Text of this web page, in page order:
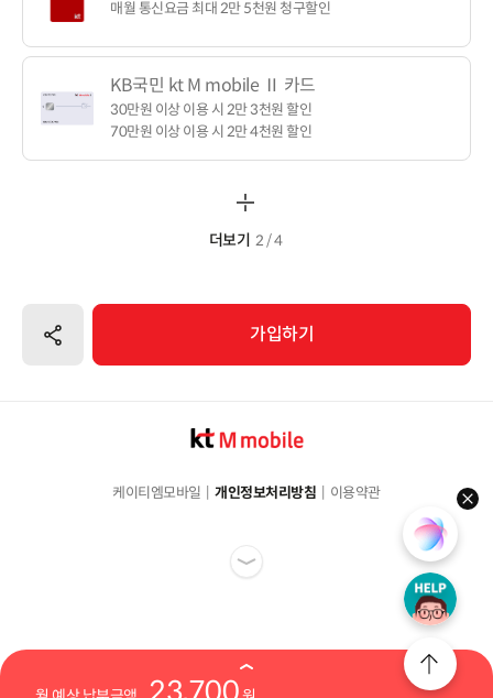
매월 통신요금 최대 2만 5천원 청구할인
KB국민 kt M mobile Ⅱ 카드
30만원 이상 이용 시 2만 3천원 할인
70만원 이상 이용 시 2만 4천원 할인
더보기 2 / 4
공유하기 가입하기
23,700
케이티엠모바일 개인정보처리방침 이용약관 help